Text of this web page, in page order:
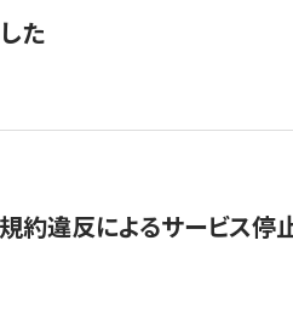
た
約違反によるサービス停